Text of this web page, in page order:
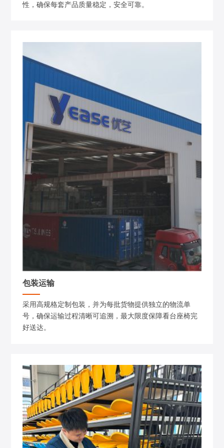
性，确保每套产品质量稳定，安全可靠。
包装运输
采用高规格定制包装，并为每批货物提供独立的物流单
号，确保运输过程清晰可追溯，最大限度保障看台座椅完
好送达。